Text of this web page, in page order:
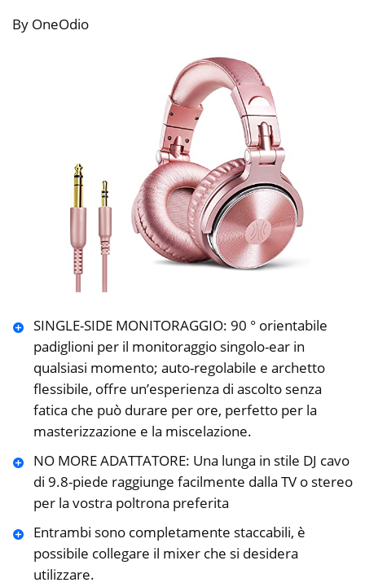
By OneOdio
SINGLE-SIDE MONITORAGGIO: 90 ° orientabile
padiglioni per il monitoraggio singolo-ear in
qualsiasi momento; auto-regolabile e archetto
flessibile, offre un’esperienza di ascolto senza
fatica che può durare per ore, perfetto per la
masterizzazione e la miscelazione.
NO MORE ADATTATORE: Una lunga in stile DJ cavo
di 9.8-piede raggiunge facilmente dalla TV o stereo
per la vostra poltrona preferita
Entrambi sono completamente staccabili, è
possibile collegare il mixer che si desidera
utilizzare.